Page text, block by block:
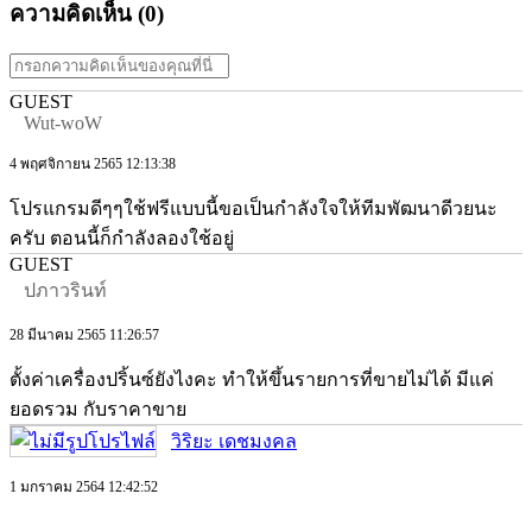
ความคิดเห็น (0)
GUEST
Wut-woW
4 พฤศจิกายน 2565 12:13:38
โปรแกรมดีๆๆใช้ฟรีแบบนี้ขอเป็นกำลังใจให้ทีมพัฒนาดีวยนะ
ครับ ตอนนี้ก็กำลังลองใช้อยู่
GUEST
ปภาวรินท์
28 มีนาคม 2565 11:26:57
ตั้งค่าเครื่องปริ้นซ์ยังไงคะ ทำให้ขึ้นรายการที่ขายไม่ได้ มีแค่
ยอดรวม กับราคาขาย
วิริยะ เดชมงคล
1 มกราคม 2564 12:42:52